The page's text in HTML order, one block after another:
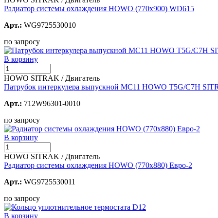
Радиатор системы охлаждения HOWO (770х900) WD615
Арт.: WG9725530010
по запросу
В корзину
HOWO SITRAK / Двигатель
Патрубок интеркулера выпускной MC11 HOWO T5G/C7H
Арт.: 712W96301-0010
по запросу
В корзину
HOWO SITRAK / Двигатель
Радиатор системы охлаждения HOWO (770х880) Евро-2
Арт.: WG9725530011
по запросу
В корзину